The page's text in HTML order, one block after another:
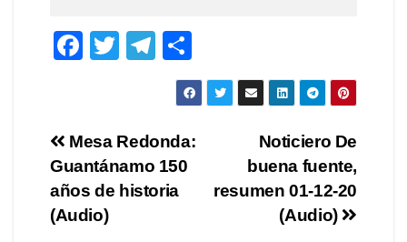
F
e
b
o
o
T
er
T
el
gr
a
m
o
m
p
tir
Navegación
de
entradas
Noticiero De
buena fuente,
resumen 01-12-20
(Audio)
Mesa Redonda:
Guantánamo 150
años de historia
(Audio)